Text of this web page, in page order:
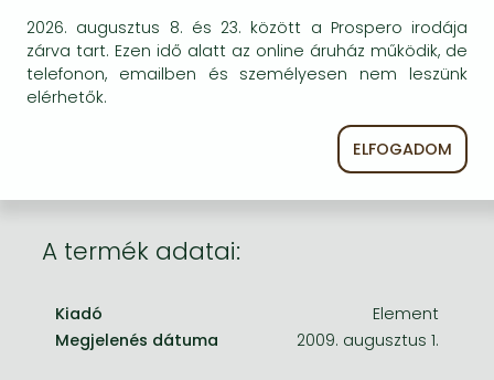
Bleach manga
One-Punch Man manga
Bizonytalan a beszerezhetőség. Érdemes még
egyszer keresni szerzővel és címmel. Ha nem talál
másik, kapható kiadást, forduljon
ügyfélszolgálatunkhoz!
A termék adatai:
Kiadó
Element
Megjelenés dátuma
2009. augusztus 1.
2026. augusztus 8. és 23. között a Prospero irodája
zárva tart. Ezen idő alatt az online áruház működik, de
telefonon, emailben és személyesen nem leszünk
elérhetők.
ELFOGADOM